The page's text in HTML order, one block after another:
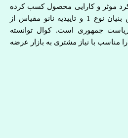
موثر و کارایی محصول کسب کرده
است و دارای گواهی دانش بنیان نوع 1 و تاییدیه نانو مقیاس از
ریاست جمهوری است. کوال توانسته
مناسب با نیاز مشتری به بازار عرضه